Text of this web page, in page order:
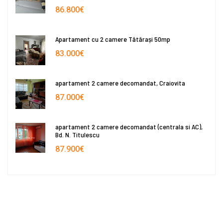
86.800€
Apartament cu 2 camere Tătărași 50mp
83.000€
apartament 2 camere decomandat, Craiovita
87.000€
apartament 2 camere decomandat (centrala si AC),
Bd. N. Titulescu
87.900€